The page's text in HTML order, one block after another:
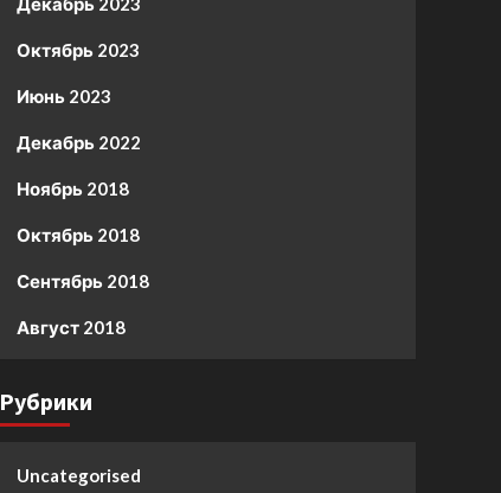
Октябрь 2023
Июнь 2023
Декабрь 2022
Ноябрь 2018
Октябрь 2018
Сентябрь 2018
Август 2018
Рубрики
Uncategorised